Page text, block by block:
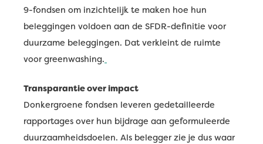
9-fondsen om inzichtelijk te maken hoe hun
beleggingen voldoen aan de SFDR-definitie voor
duurzame beleggingen. Dat verkleint de ruimte
voor greenwashing.
Transparantie over impact
Donkergroene fondsen leveren gedetailleerde
rapportages over hun bijdrage aan geformuleerde
duurzaamheidsdoelen. Als belegger zie je dus waar